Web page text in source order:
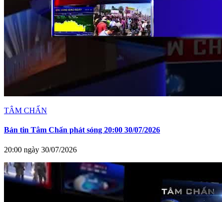
TÂM CHẤN
Bản tin Tâm Chấn phát sóng 20:00 30/07/2026
20:00 ngày 30/07/2026